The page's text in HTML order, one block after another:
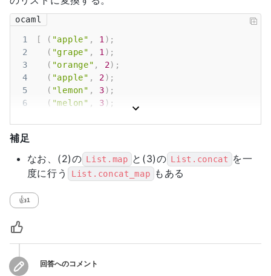
ocaml
1 [ ( "apple" , 1 ) ;
2
( "grape" , 1 ) ;
3
( "orange" , 2) ;
4
( "apple" , 2) ;
5
( "lemon" , 3) ;
6
( "melon" , 3 ) ;
補足
なお、(2)の List.map と(3)の List.concat
を一
度に行う
List.concat_map もある
👍1
回答へのコメント